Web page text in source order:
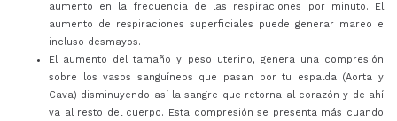
aumento en la frecuencia de las respiraciones por minuto. El
aumento de respiraciones superficiales puede generar mareo e
incluso desmayos.
El aumento del tamaño y peso uterino, genera una compresión
sobre los vasos sanguíneos que pasan por tu espalda (Aorta y
Cava) disminuyendo así la sangre que retorna al corazón y de ahí
va al resto del cuerpo. Esta compresión se presenta más cuando